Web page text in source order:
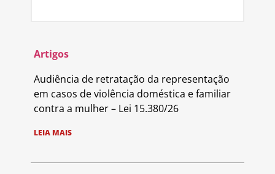
Artigos
Audiência de retratação da representação
em casos de violência doméstica e familiar
contra a mulher – Lei 15.380/26
LEIA MAIS